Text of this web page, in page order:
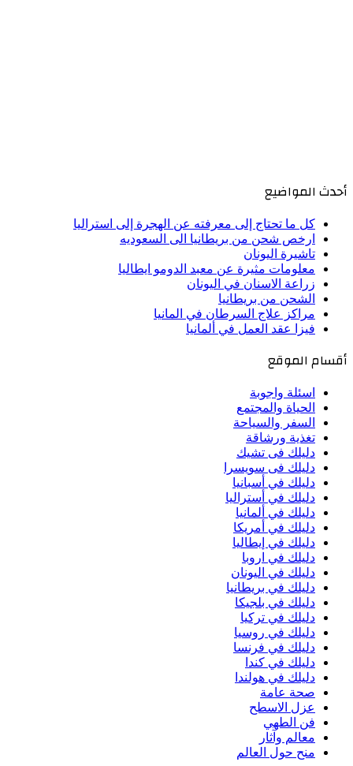
أحدث المواضيع
كل ما تحتاج إلى معرفته عن الهجرة إلى استراليا
ارخص شحن من بريطانيا الى السعوديه
تاشيرة اليونان
معلومات مثيرة عن معبد الدومو ايطاليا
زراعة الاسنان في اليونان
الشحن من بريطانيا
مراكز علاج السرطان في المانيا
فيزا عقد العمل في ألمانيا
أقسام الموقع
اسئلة واجوبة
الحياة والمجتمع
السفر والسياحة
تغذية ورشاقة
دليلك فى تشيك
دليلك فى سويسرا
دليلك في أسبانيا
دليلك في أستراليا
دليلك في ألمانيا
دليلك في أمريكا
دليلك في إيطاليا
دليلك في اروبا
دليلك في اليونان
دليلك في بريطانيا
دليلك في بلجيكا
دليلك في تركيا
دليلك في روسيا
دليلك في فرنسا
دليلك في كندا
دليلك في هولندا
صحة عامة
عزل الاسطح
فن الطهي
معالم وآثار
منح حول العالم